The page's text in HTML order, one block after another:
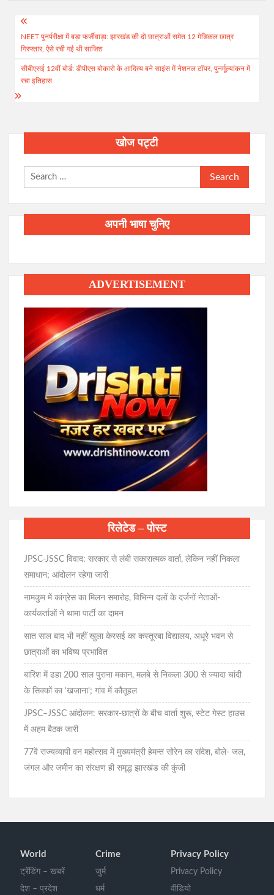
Post
navigation
NEET पुनर्परीक्षा में बड़ा फर्जीवाड़ा: झारखंड की दो छात्राओं समेत 12 मेडिकल छात्र
गिरफ्तार, ऐसे रची गई थी साजिश
सीबीएसई 12वीं बोर्ड: डीपीएस बोकारो के आदित्य बने साइंस में नेशनल टॉपर, पुनर्मूल्यांकन में
रचा इतिहास
खोज पट्टी
Search
for:
अपनी भाषा चुनिए
ADVERTISEMENT
रिलेटेड – पोस्ट
JPSC-JSSC विवाद: सरकार से लंबी सकारात्मक वार्ता, लेकिन नहीं निकला
समाधान; आंदोलन रहेगा जारी
नामकुम में कांग्रेस का मिलन समारोह, विभिन्न दलों के दर्जनों नेताओं-
कार्यकर्ताओं ने थामा पार्टी का दामन
सात साल बाद भी नहीं खुला केरसई का कस्तूरबा विद्यालय, अधूरे भवन से
छात्राओं का भविष्य प्रभावित
बारिश में ढहा 200 साल पुराना मकान, मलबे से निकला 300 से ज्यादा चांदी
के सिक्कों का ‘खजाना’; गांव में कौतूहल
JPSC–JSSC आंदोलन: सरकार-छात्रों के बीच वार्ता शुरू, स्टेट गेस्ट हाउस
में अहम बैठक जारी
77वें राज्यव्यापी वन महोत्सव में मुख्यमंत्री हेमन्त सोरेन का संदेश, बोले- जल,
जंगल और जमीन का संरक्षण ही समृद्ध झारखंड की कुंजी
World
ट्रेंडिंग – खबरें
देश – प्रदेश
Crime
जुर्म
धर्म
Privacy Policy
Privacy Policy
वीडियो